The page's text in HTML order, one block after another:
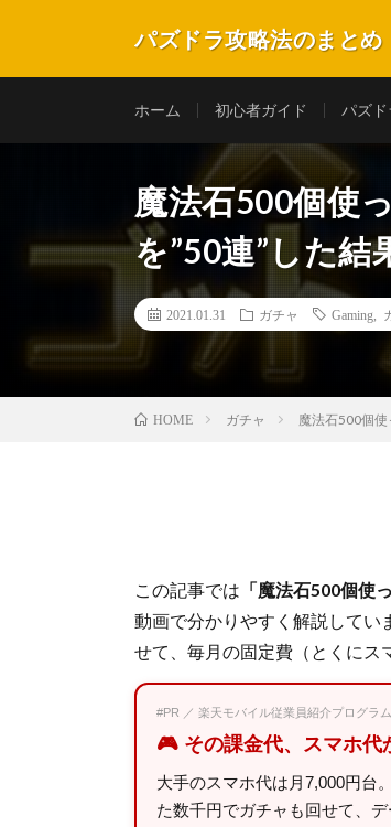
パズドラ攻略法のまとめ
ホーム 初心者ガイド パズド
魔法石500個使
を”50連”した結
2021.01.31 ガチャ Gaming
HOME ガチャ 魔法石500個
この記事では 「魔法石500個使
動画で分かりやすく解説してい
せて、毎月の固定費（とくにス
#PR ／ 楽天モバイル従業員紹介プログラム
🎮 その課金代、スマホ代
大手のスマホ代は月7,000円台
た数千円でガチャも回せて、